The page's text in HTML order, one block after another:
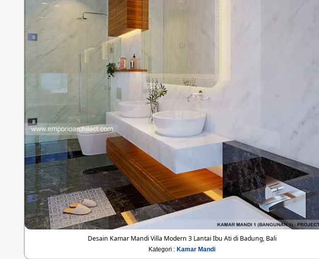
Desain Kamar Mandi Villa Modern 3 Lantai Ibu Ati di Badung, Bali
Kategori :Kamar Mandi